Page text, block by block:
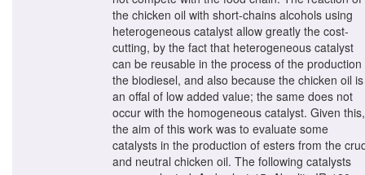
the chicken oil with short-chains alcohols using
heterogeneous catalyst allow greatly the cost-
cutting, by the fact that heterogeneous catalyst
can be reusable in the process of the production
the biodiesel, and also because the chicken oil is
an offal of low added value; the same does not
occur with the homogeneous catalyst. Given this,
the aim of this work was to evaluate some
catalysts in the production of esters from the
and neutral chicken oil. The following catalysts